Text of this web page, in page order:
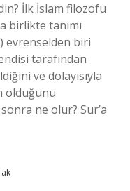
İlk İslam filozofu
birlikte tanımı
evrenselden biri
tarafından
ve dolayısıyla
olduğunu
ne olur? Sur’a